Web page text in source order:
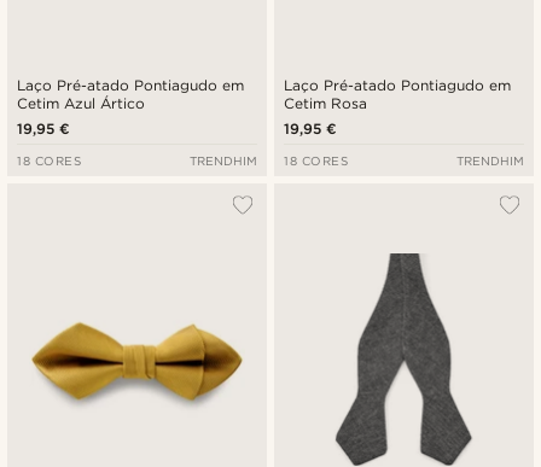
Laço Pré-atado Pontiagudo em
Cetim Azul Ártico
19,95 €
18 CORES TRENDHIM
Laço Pré-atado Pontiagudo em
Cetim Rosa
19,95 €
18 CORES TRENDHIM